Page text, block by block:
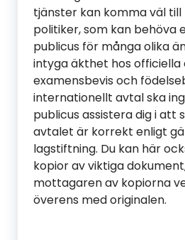
tjänster kan komma väl till
politiker, som kan behöva
publicus för många olika
intyga äkthet hos officiella
examensbevis och
internationellt avtal ska
publicus assistera dig i att
avtalet är korrekt enligt
lagstiftning. Du kan här
kopior av viktiga
mottagaren av kopiorna
överens med originalen.